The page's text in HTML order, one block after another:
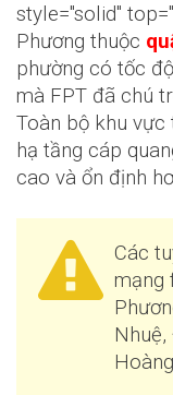
style="solid"
Phương thuộc
phường có tốc
mà FPT đã chú
Toàn bộ khu
hạ tầng cáp
cao và ổn định
Các
mạng
Nhuệ,